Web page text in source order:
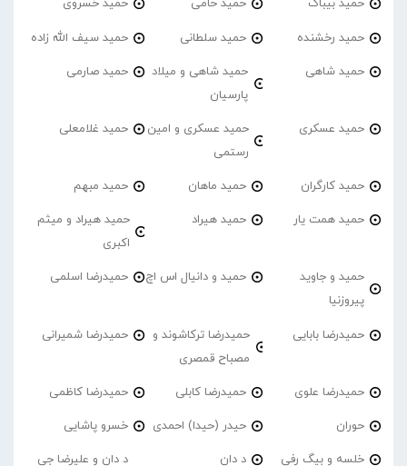
حمید بیباک حمید حامی حمید خسروی
حمید رخشنده حمید سلطانی حمید سیف الله زاده
حمید شاهی
حمید شاهی و میلاد
پارسیان
حمید صارمی
حمید عسکری
حمید عسکری و امین
رستمی
حمید غلامعلی
حمید کارگران حمید ماهان حمید مبهم
حمید همت یار حمید هیراد
حمید هیراد و میثم
اکبری
حمید و جاوید
پیروزنیا
حمید و دانیال اس اچ حمیدرضا اسلمی
حمیدرضا بابایی
حمیدرضا ترکاشوند و
مصباح قمصری
حمیدرضا شمیرانی
حمیدرضا علوی حمیدرضا کابلی حمیدرضا کاظمی
حوران حیدر (حیدا) احمدی خسرو پاشایی
خلسه و بیگ رفی د دان د دان و علیرضا جی